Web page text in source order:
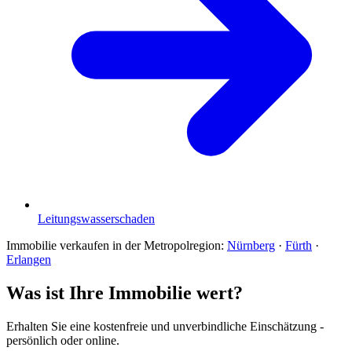
Leitungswasserschaden
Immobilie verkaufen in der Metropolregion: Nürnberg · Fürth ·
Erlangen
Was ist Ihre Immobilie wert?
Erhalten Sie eine kostenfreie und unverbindliche Einschätzung -
persönlich oder online.